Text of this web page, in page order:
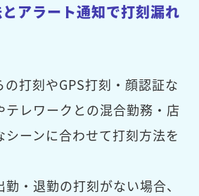
アラート通知で打刻漏れ
の打刻やGPS打刻・顔認証な
テレワークとの混合勤務・店
ーンに合わせて打刻方法を
・退勤の打刻がない場合、